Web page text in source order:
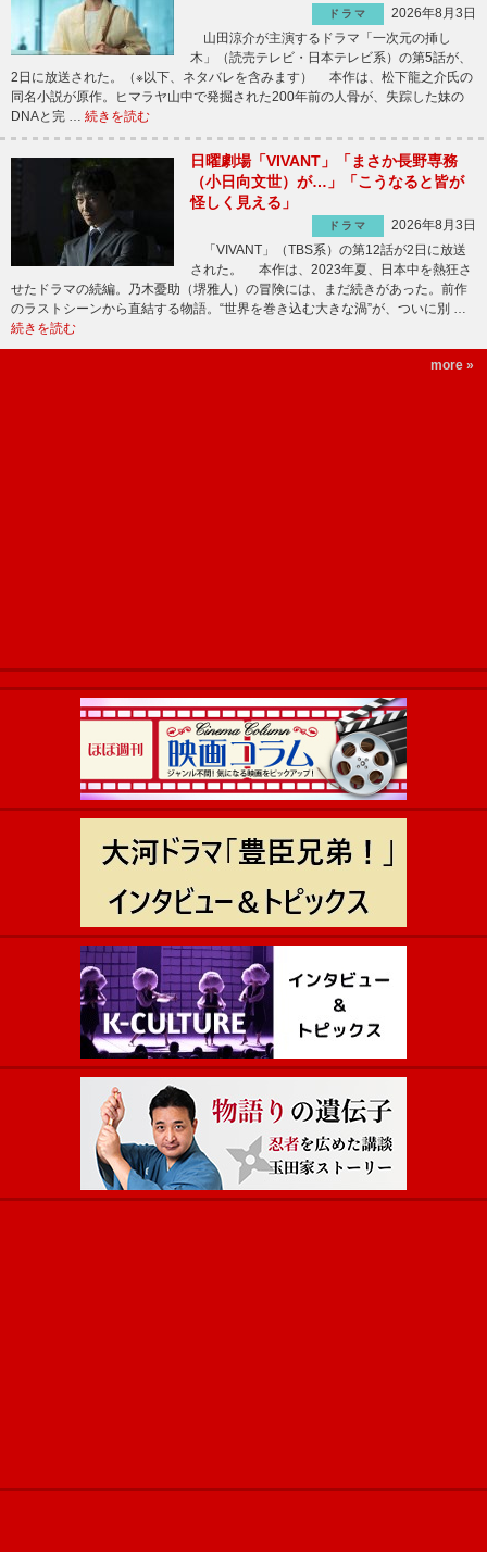
ドラマ
2026年8月3日
山田涼介が主演するドラマ「一次元の挿し
木」（読売テレビ・日本テレビ系）の第5話が、
2日に放送された。（※以下、ネタバレを含みます） 本作は、松下龍之介氏の
同名小説が原作。ヒマラヤ山中で発掘された200年前の人骨が、失踪した妹の
DNAと完 … 続きを読む
日曜劇場「VIVANT」「まさか長野専務
（小日向文世）が…」「こうなると皆が
怪しく見える」
ドラマ
2026年8月3日
「VIVANT」（TBS系）の第12話が2日に放送
された。 本作は、2023年夏、日本中を熱狂さ
せたドラマの続編。乃木憂助（堺雅人）の冒険には、まだ続きがあった。前作
のラストシーンから直結する物語。“世界を巻き込む大きな渦”が、ついに別 …
続きを読む
more »